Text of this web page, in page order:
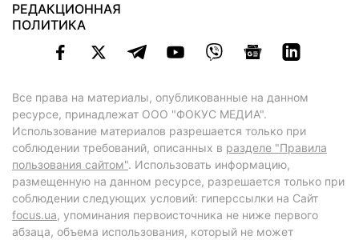
РЕДАКЦИОННАЯ
ПОЛИТИКА
Все права на материалы, опубликованные на данном
ресурсе, принадлежат ООО "ФОКУС МЕДИА".
Использование материалов разрешается только при
соблюдении требований, описанных в разделе "Правила
пользования сайтом". Использовать информацию,
размещенную на данном ресурсе, разрешается только при
соблюдении следующих условий: гиперссылки на Сайт
focus.ua, упоминания первоисточника не ниже первого
абзаца, объема использования, который не может